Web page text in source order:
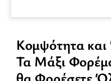
Κομψότητα
Τα Μάξι